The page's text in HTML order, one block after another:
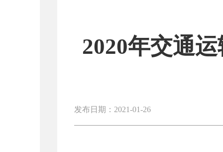
2020年交通
发布日期：2021-01-26